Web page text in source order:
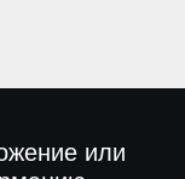
или